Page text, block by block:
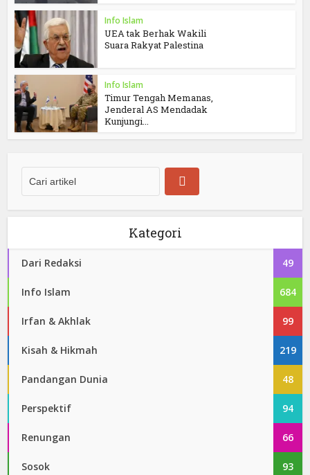
Info Islam
UEA tak Berhak Wakili
Suara Rakyat Palestina
Info Islam
Timur Tengah Memanas,
Jenderal AS Mendadak
Kunjungi...
Kategori
Dari Redaksi 49
Info Islam 684
Irfan & Akhlak 99
Kisah & Hikmah 219
Pandangan Dunia 48
Perspektif 94
Renungan 66
Sosok 93